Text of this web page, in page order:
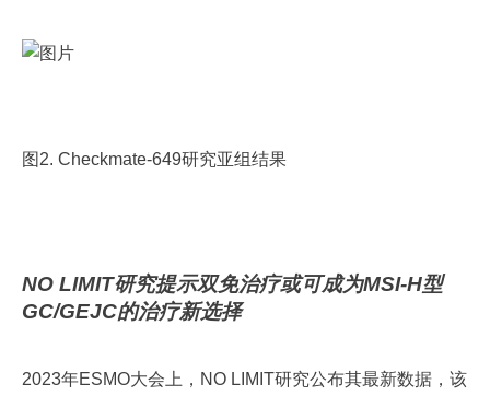
图2. Checkmate-649研究亚组结果
NO LIMIT研究提示双免治疗或可成为MSI-H型
GC/GEJC的治疗新选择
2023年ESMO大会上，NO LIMIT研究公布其最新数据，该